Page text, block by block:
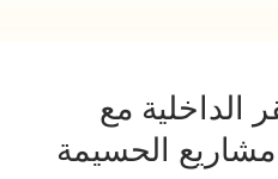
الداخلية مع
الحسيمة